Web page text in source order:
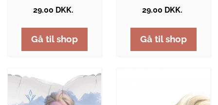
29.00 DKK.
Gå til shop
29.00 DKK.
Gå til shop